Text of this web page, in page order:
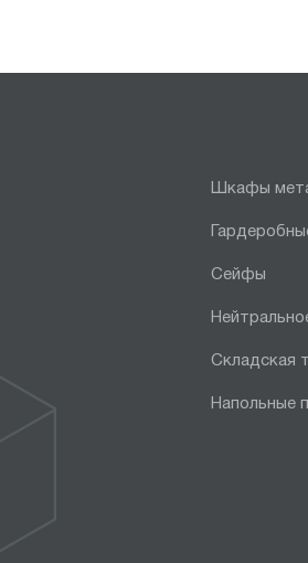
Шкафы
Сейфы
Складская
Напольные